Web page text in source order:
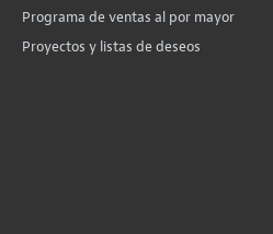
Programa de ventas al por mayor
Proyectos y listas de deseos